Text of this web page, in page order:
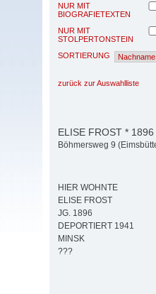
NUR MIT
BIOGRAFIETEXTEN
NUR MIT
STOLPERTONSTEIN
SORTIERUNG
zurück zur Auswahlliste
ELISE FROST * 1896
Böhmersweg 9
HIER WOHNTE
ELISE FROST
JG. 1896
DEPORTIERT 1941
MINSK
???